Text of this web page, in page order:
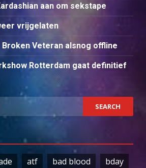
aan om sekstape
vrijgelaten
Veteran alsnog offline
Rotterdam gaat definitief
atf bad blood
bday